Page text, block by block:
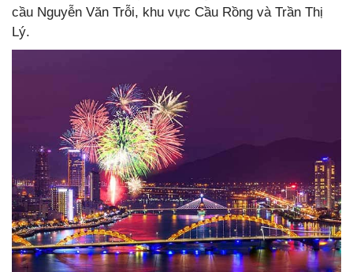
cầu Nguyễn Văn Trỗi, khu vực Cầu Rồng và Trần Thị
Lý.